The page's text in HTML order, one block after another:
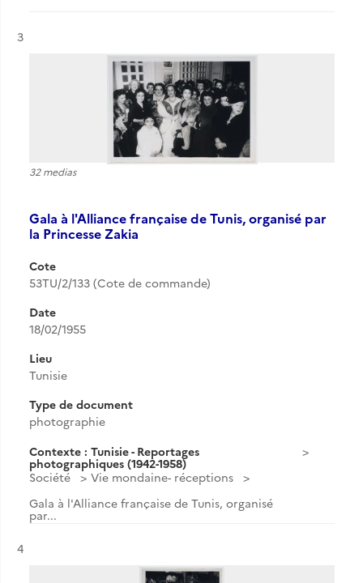
Résultat n°
3
32 medias
Gala à l'Alliance française de Tunis, organisé par
la Princesse Zakia
Cote
53TU/2/133 (Cote de commande)
Date
18/02/1955
Lieu
Tunisie
Type de document
photographie
Contexte : Tunisie - Reportages
photographiques (1942-1958)
Société
Vie mondaine- réceptions
Gala à l'Alliance française de Tunis, organisé
par...
Résultat n°
4